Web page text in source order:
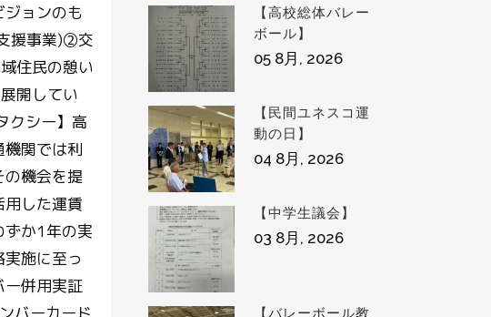
ジョンのも
援事業)②交
住民の憩い
開してい
クシー】高
関では利
の機会を提
した運賃
ずか1年の実
施に至っ
ー併用実証
バーカード
【高校総体バレー
ボール】
05 8月, 2026
【民間ユネスコ運
動の日】
04 8月, 2026
【中学生議会】
03 8月, 2026
【バレーボール教